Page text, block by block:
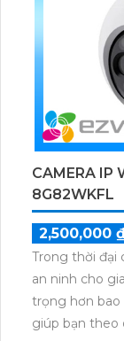
CAMERA IP
8G82WKFL
2,500,000
Trong thời đại
an ninh cho
trọng hơn bao
giúp bạn theo